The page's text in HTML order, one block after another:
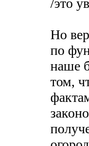
/это
Но
по
наше
том,